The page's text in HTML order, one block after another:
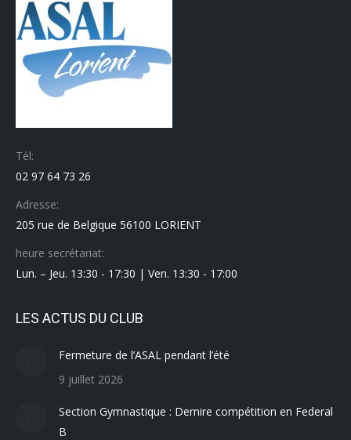
Tél:
02 97 64 73 26
Adresse:
205 rue de Belgique 56100 LORIENT
heure secrétariat:
Lun. – Jeu. 13:30 - 17:30 | Ven. 13:30 - 17:00
LES ACTUS DU CLUB
Fermeture de l’ASAL pendant l’été
9 juillet 2026
Section Gymnastique : Dernire compétition en Federal
B